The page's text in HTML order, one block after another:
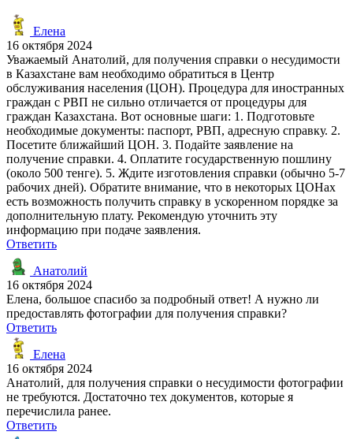
Елена
16 октября 2024
Уважаемый Анатолий, для получения справки о несудимости
в Казахстане вам необходимо обратиться в Центр
обслуживания населения (ЦОН). Процедура для иностранных
граждан с РВП не сильно отличается от процедуры для
граждан Казахстана. Вот основные шаги: 1. Подготовьте
необходимые документы: паспорт, РВП, адресную справку. 2.
Посетите ближайший ЦОН. 3. Подайте заявление на
получение справки. 4. Оплатите государственную пошлину
(около 500 тенге). 5. Ждите изготовления справки (обычно 5-7
рабочих дней). Обратите внимание, что в некоторых ЦОНах
есть возможность получить справку в ускоренном порядке за
дополнительную плату. Рекомендую уточнить эту
информацию при подаче заявления.
Ответить
Анатолий
16 октября 2024
Елена, большое спасибо за подробный ответ! А нужно ли
предоставлять фотографии для получения справки?
Ответить
Елена
16 октября 2024
Анатолий, для получения справки о несудимости фотографии
не требуются. Достаточно тех документов, которые я
перечислила ранее.
Ответить